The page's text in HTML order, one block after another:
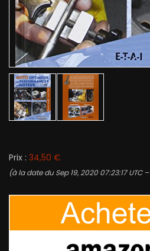
Prix : 34,50 €
(à la date du Sep 19, 2020 07:23:17 UTC –